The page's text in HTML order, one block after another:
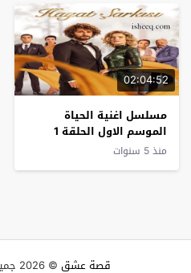
02:04:52
مسلسل اغنية الحياة
الموسم الاول الحلقة 1
منذ 5 سنوات
قصة عشق © 2026 جميع الحقوق محفوظة.